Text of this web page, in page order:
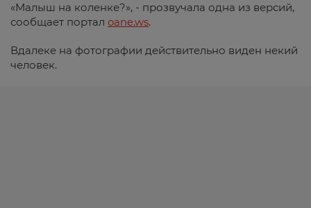
«Малыш на коленке?», - прозвучала одна из версий,
сообщает портал oane.ws.
Вдалеке на фотографии действительно виден некий
человек.